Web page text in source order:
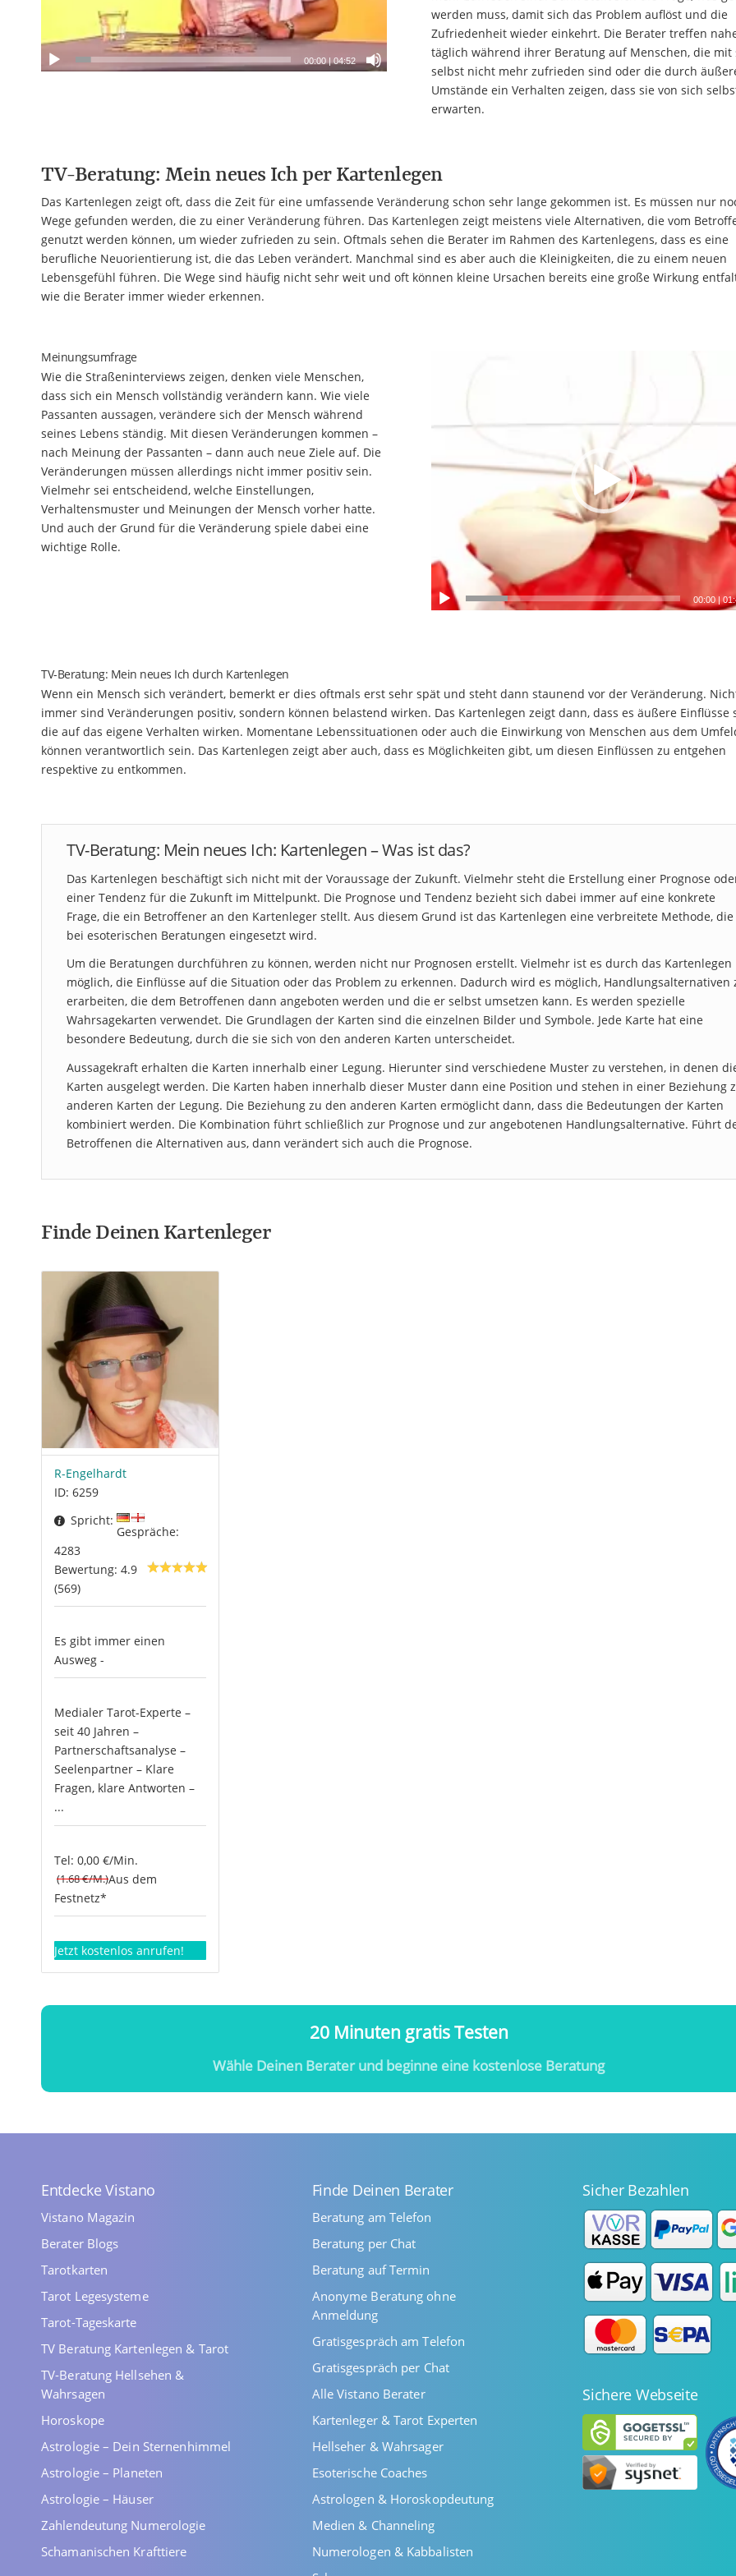
00:00 | 04:52
werden muss, damit sich das Problem auflöst und die
Zufriedenheit wieder einkehrt. Die Berater treffen
täglich während ihrer Beratung auf Menschen, die mit
selbst nicht mehr zufrieden sind oder die durch
Umstände ein Verhalten zeigen, dass sie von sich
erwarten.
TV-Beratung: Mein neues Ich per Kartenlegen
Das Kartenlegen zeigt oft, dass die Zeit für eine umfassende Veränderung schon sehr lange gekommen ist. Es müssen nur
Wege gefunden werden, die zu einer Veränderung führen. Das Kartenlegen zeigt meistens viele Alternativen, die vom
genutzt werden können, um wieder zufrieden zu sein. Oftmals sehen die Berater im Rahmen des Kartenlegens, dass es eine
berufliche Neuorientierung ist, die das Leben verändert. Manchmal sind es aber auch die Kleinigkeiten, die zu einem neuen
Lebensgefühl führen. Die Wege sind häufig nicht sehr weit und oft können kleine Ursachen bereits eine große Wirkung
wie die Berater immer wieder erkennen.
Meinungsumfrage
Wie die Straßeninterviews zeigen, denken viele Menschen,
dass sich ein Mensch vollständig verändern kann. Wie viele
Passanten aussagen, verändere sich der Mensch während
seines Lebens ständig. Mit diesen Veränderungen kommen –
nach Meinung der Passanten – dann auch neue Ziele auf. Die
Veränderungen müssen allerdings nicht immer positiv sein.
Vielmehr sei entscheidend, welche Einstellungen,
Verhaltensmuster und Meinungen der Mensch vorher hatte.
Und auch der Grund für die Veränderung spiele dabei eine
wichtige Rolle.
00:00 |
TV-Beratung: Mein neues Ich durch Kartenlegen
Wenn ein Mensch sich verändert, bemerkt er dies oftmals erst sehr spät und steht dann staunend vor der Veränderung.
immer sind Veränderungen positiv, sondern können belastend wirken. Das Kartenlegen zeigt dann, dass es äußere Einflüsse
die auf das eigene Verhalten wirken. Momentane Lebenssituationen oder auch die Einwirkung von Menschen aus dem
können verantwortlich sein. Das Kartenlegen zeigt aber auch, dass es Möglichkeiten gibt, um diesen Einflüssen zu entgehen
respektive zu entkommen.
TV-Beratung: Mein neues Ich: Kartenlegen – Was ist das?
Das Kartenlegen beschäftigt sich nicht mit der Voraussage der Zukunft. Vielmehr steht die Erstellung einer Prognose
einer Tendenz für die Zukunft im Mittelpunkt. Die Prognose und Tendenz bezieht sich dabei immer auf eine konkrete
Frage, die ein Betroffener an den Kartenleger stellt. Aus diesem Grund ist das Kartenlegen eine verbreitete Methode, die
bei esoterischen Beratungen eingesetzt wird.
Um die Beratungen durchführen zu können, werden nicht nur Prognosen erstellt. Vielmehr ist es durch das Kartenlegen
möglich, die Einflüsse auf die Situation oder das Problem zu erkennen. Dadurch wird es möglich, Handlungsalternativen
erarbeiten, die dem Betroffenen dann angeboten werden und die er selbst umsetzen kann. Es werden spezielle
Wahrsagekarten verwendet. Die Grundlagen der Karten sind die einzelnen Bilder und Symbole. Jede Karte hat eine
besondere Bedeutung, durch die sie sich von den anderen Karten unterscheidet.
Aussagekraft erhalten die Karten innerhalb einer Legung. Hierunter sind verschiedene Muster zu verstehen, in denen
Karten ausgelegt werden. Die Karten haben innerhalb dieser Muster dann eine Position und stehen in einer Beziehung
anderen Karten der Legung. Die Beziehung zu den anderen Karten ermöglicht dann, dass die Bedeutungen der Karten
kombiniert werden. Die Kombination führt schließlich zur Prognose und zur angebotenen Handlungsalternative. Führt
Betroffenen die Alternativen aus, dann verändert sich auch die Prognose.
Finde Deinen Kartenleger
R-Engelhardt
ID: 6259
Spricht:
Gespräche:
4283
Bewertung: 4.9
(569)
Es gibt immer einen
Ausweg -
Medialer Tarot-Experte –
seit 40 Jahren –
Partnerschaftsanalyse –
Seelenpartner – Klare
Fragen, klare Antworten –
...
Tel: 0,00 €/Min.
(1.68 €/M.)Aus dem
Festnetz*
Jetzt kostenlos anrufen!
20 Minuten gratis Testen
Wähle Deinen Berater und beginne eine kostenlose Beratung
Entdecke Vistano
Vistano Magazin
Berater Blogs
Tarotkarten
Tarot Legesysteme
Tarot-Tageskarte
TV Beratung Kartenlegen & Tarot
TV-Beratung Hellsehen &
Wahrsagen
Horoskope
Astrologie – Dein Sternenhimmel
Astrologie – Planeten
Astrologie – Häuser
Zahlendeutung Numerologie
Schamanischen Krafttiere
Finde Deinen Berater
Beratung am Telefon
Beratung per Chat
Beratung auf Termin
Anonyme Beratung ohne
Anmeldung
Gratisgespräch am Telefon
Gratisgespräch per Chat
Alle Vistano Berater
Kartenleger & Tarot Experten
Hellseher & Wahrsager
Esoterische Coaches
Astrologen & Horoskopdeutung
Medien & Channeling
Numerologen & Kabbalisten
Sicher Bezahlen
Sichere Webseite